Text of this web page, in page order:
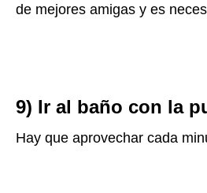
de mejores amigas y es
9) Ir al baño con la
Hay que aprovechar cada